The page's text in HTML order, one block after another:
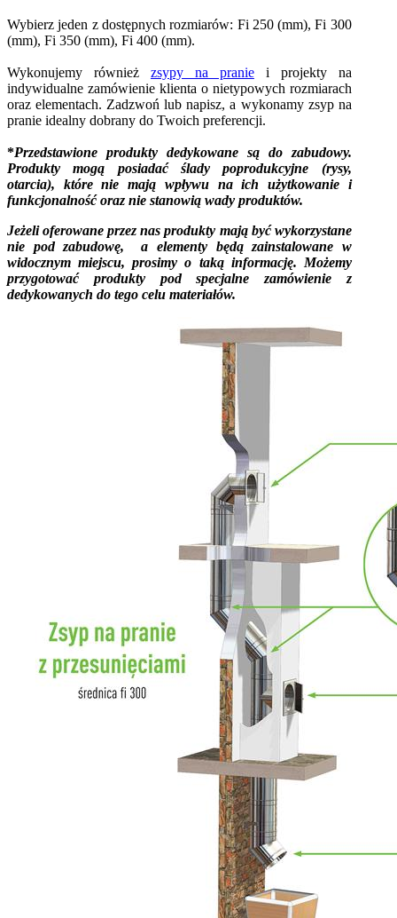
Wybierz jeden z dostępnych rozmiarów: Fi 250 (mm), Fi 300
(mm), Fi 350 (mm), Fi 400 (mm).
Wykonujemy również zsypy na praniei projekty na
indywidualne zamówienie klienta o nietypowych rozmiarach
oraz elementach. Zadzwoń lub napisz, a wykonamy zsyp na
pranie idealny dobrany do Twoich preferencji.
*Przedstawione produkty dedykowane są do zabudowy.
Produkty mogą posiadać ślady poprodukcyjne (rysy,
otarcia), które nie mają wpływu na ich użytkowanie i
funkcjonalność oraz nie stanowią wady produktów.
Jeżeli oferowane przez nas produkty mają być wykorzystane
nie pod zabudowę, a elementy będą zainstalowane w
widocznym miejscu, prosimy o taką informację. Możemy
przygotować produkty pod specjalne zamówienie z
dedykowanych do tego celu materiałów.